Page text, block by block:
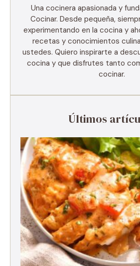
Una cocinera apasionada y
Cocinar. Desde pequeña,
experimentando en la cocina y
recetas y conocimientos
ustedes. Quiero inspirarte a
cocina y que disfrutes tanto
cocinar.
Últimos